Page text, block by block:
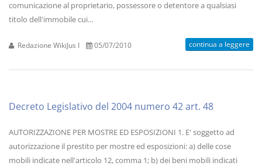
comunicazione al proprietario, possessore o detentore a qualsiasi
titolo dell'immobile cui...
Redazione WikiJus I 05/07/2010 continua a leggere
Decreto Legislativo del 2004 numero 42 art. 48
AUTORIZZAZIONE PER MOSTRE ED ESPOSIZIONI 1. E' soggetto ad
autorizzazione il prestito per mostre ed esposizioni: a) delle cose
mobili indicate nell'articolo 12, comma 1; b) dei beni mobili indicati